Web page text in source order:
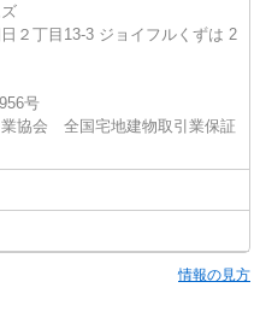
２丁目13-3 ジョイフルくずは 2
号
業協会 全国宅地建物取引業保証
情報の見方